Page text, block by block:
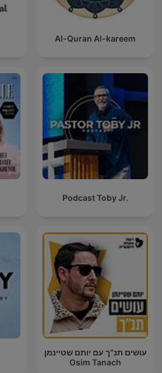
Al-Quran Al-kareem
Podcast Toby Jr.
עושים תנ"ך עם יותם שטיינמן
Osim Tanach